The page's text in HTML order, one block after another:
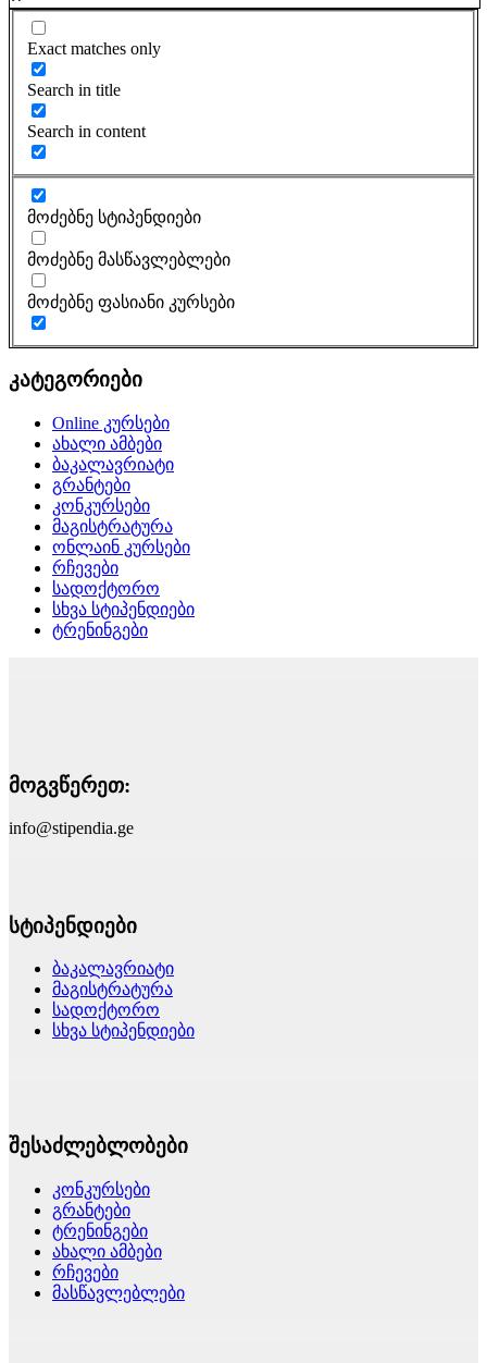
Exact matches only
Search in title
Search in content
მოძებნე სტიპენდიები
მოძებნე მასწავლებლები
მოძებნე ფასიანი კურსები
კატეგორიები
Online კურსები
ახალი ამბები
ბაკალავრიატი
გრანტები
კონკურსები
მაგისტრატურა
ონლაინ კურსები
რჩევები
სადოქტორო
სხვა სტიპენდიები
ტრენინგები
მოგვწერეთ:
info@stipendia.ge
სტიპენდიები
ბაკალავრიატი
მაგისტრატურა
სადოქტორო
სხვა სტიპენდიები
შესაძლებლობები
კონკურსები
გრანტები
ტრენინგები
ახალი ამბები
რჩევები
მასწავლებლები